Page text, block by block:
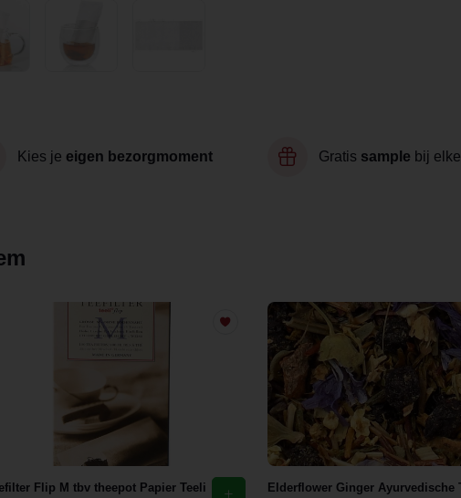
Kies je eigen bezorgmoment Gratis sample bij
Flip M tbv theepot Papier Teeli Elderflower Ginger Ayurvedische